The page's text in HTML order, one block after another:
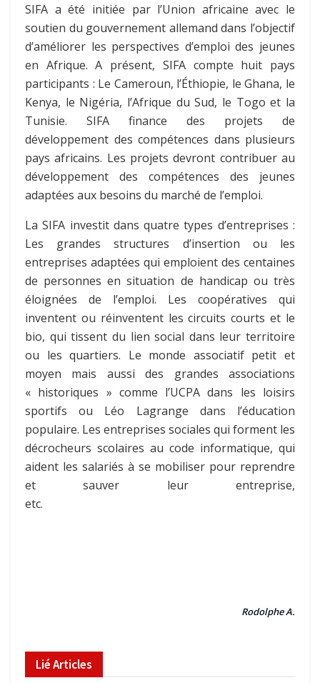
SIFA a été initiée par l’Union africaine avec le
soutien du gouvernement allemand dans l’objectif
d’améliorer les perspectives d’emploi des jeunes
en Afrique. A présent, SIFA compte huit pays
participants : Le Cameroun, l’Éthiopie, le Ghana, le
Kenya, le Nigéria, l’Afrique du Sud, le Togo et la
Tunisie. SIFA finance des projets de
développement des compétences dans plusieurs
pays africains. Les projets devront contribuer au
développement des compétences des jeunes
adaptées aux besoins du marché de l’emploi.
La SIFA investit dans quatre types d’entreprises :
Les grandes structures d’insertion ou les
entreprises adaptées qui emploient des centaines
de personnes en situation de handicap ou très
éloignées de l’emploi. Les coopératives qui
inventent ou réinventent les circuits courts et le
bio, qui tissent du lien social dans leur territoire
ou les quartiers. Le monde associatif petit et
moyen mais aussi des grandes associations
« historiques » comme l’UCPA dans les loisirs
sportifs ou Léo Lagrange dans l’éducation
populaire. Les entreprises sociales qui forment les
décrocheurs scolaires au code informatique, qui
aident les salariés à se mobiliser pour reprendre
et sauver leur entreprise,
etc.
Rodolphe A.
LiéArticles